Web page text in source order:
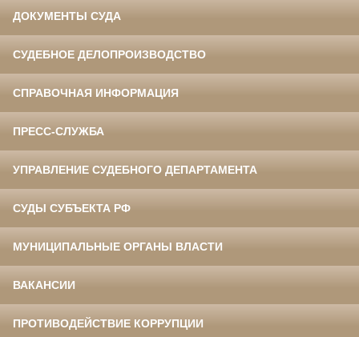
ДОКУМЕНТЫ СУДА
СУДЕБНОЕ ДЕЛОПРОИЗВОДСТВО
СПРАВОЧНАЯ ИНФОРМАЦИЯ
ПРЕСС-СЛУЖБА
УПРАВЛЕНИЕ СУДЕБНОГО ДЕПАРТАМЕНТА
СУДЫ СУБЪЕКТА РФ
МУНИЦИПАЛЬНЫЕ ОРГАНЫ ВЛАСТИ
ВАКАНСИИ
ПРОТИВОДЕЙСТВИЕ КОРРУПЦИИ